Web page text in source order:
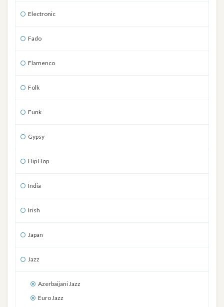
Electronic
Fado
Flamenco
Folk
Funk
Gypsy
Hip Hop
India
Irish
Japan
Jazz
Azerbaijani Jazz
Euro Jazz